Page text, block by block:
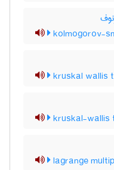
kolmogorov-
kruskal wallis
kruskal-wallis
lagrange